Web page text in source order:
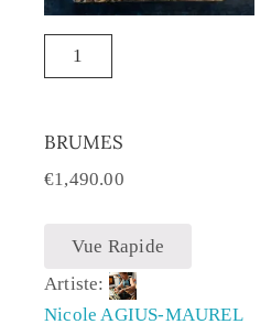
BRUMES
€1,490.00
Vue Rapide
Artiste:
Nicole AGIUS-MAUREL